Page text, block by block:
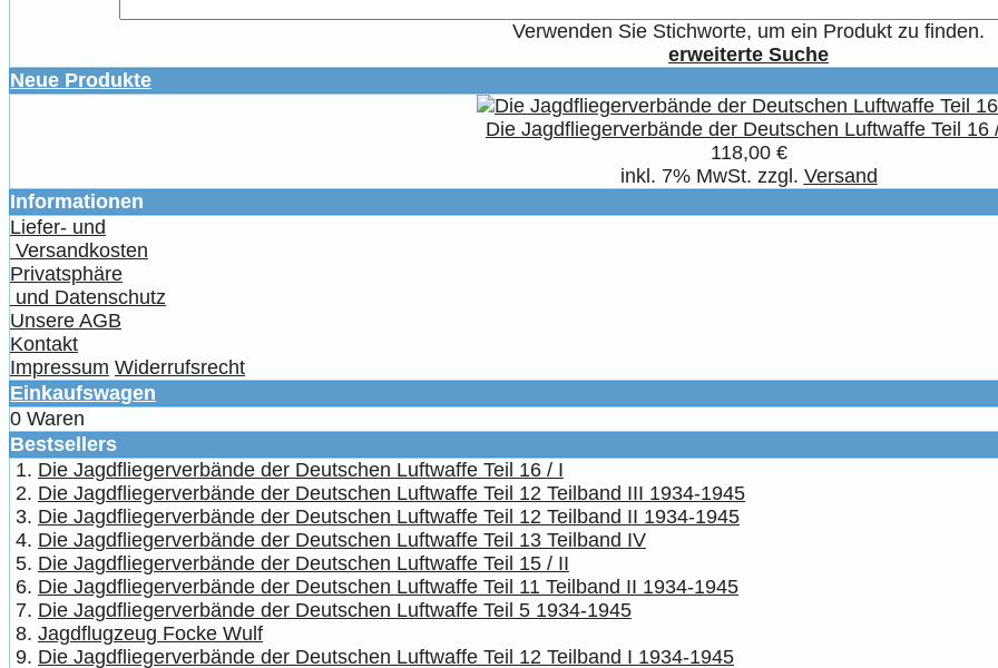
Verwenden Sie Stichworte, um ein Produkt zu finden.
erweiterte Suche
Neue Produkte
Die Jagdfliegerverbände der Deutschen Luftwaffe Teil 16
118,00 €
inkl. 7% MwSt. zzgl. Versand
Informationen
Liefer- und
Versandkosten
Privatsphäre
und Datenschutz
Unsere AGB
Kontakt
Impressum Widerrufsrecht
Einkaufswagen
0 Waren
Bestsellers
Die Jagdfliegerverbände der Deutschen Luftwaffe Teil 16 / I
Die Jagdfliegerverbände der Deutschen Luftwaffe Teil 12 Teilband III 1934-1945
Die Jagdfliegerverbände der Deutschen Luftwaffe Teil 12 Teilband II 1934-1945
Die Jagdfliegerverbände der Deutschen Luftwaffe Teil 13 Teilband IV
Die Jagdfliegerverbände der Deutschen Luftwaffe Teil 15 / II
Die Jagdfliegerverbände der Deutschen Luftwaffe Teil 11 Teilband II 1934-1945
Die Jagdfliegerverbände der Deutschen Luftwaffe Teil 5 1934-1945
Jagdflugzeug Focke Wulf
Die Jagdfliegerverbände der Deutschen Luftwaffe Teil 12 Teilband I 1934-1945